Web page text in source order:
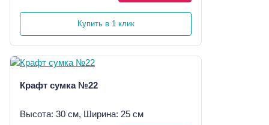
Купить в 1 клик
Крафт сумка №22
Высота: 30 см, Ширина: 25 см